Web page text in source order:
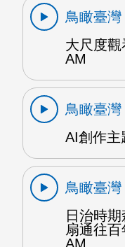
鳥瞰臺灣
大尺度
AM
鳥瞰臺灣
AI創作主
鳥瞰臺灣
日治時
扇通往
AM